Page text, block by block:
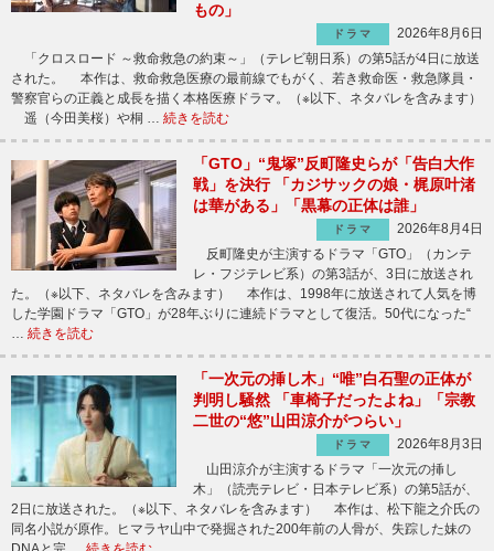
もの」
ドラマ
2026年8月6日
「クロスロード ～救命救急の約束～」（テレビ朝日系）の第5話が4日に放送
された。 本作は、救命救急医療の最前線でもがく、若き救命医・救急隊員・
警察官らの正義と成長を描く本格医療ドラマ。（※以下、ネタバレを含みます）
遥（今田美桜）や桐 … 続きを読む
「GTO」“鬼塚”反町隆史らが「告白大作
戦」を決行 「カジサックの娘・梶原叶渚
は華がある」「黒幕の正体は誰」
ドラマ
2026年8月4日
反町隆史が主演するドラマ「GTO」（カンテ
レ・フジテレビ系）の第3話が、3日に放送され
た。（※以下、ネタバレを含みます） 本作は、1998年に放送されて人気を博
した学園ドラマ「GTO」が28年ぶりに連続ドラマとして復活。50代になった“
… 続きを読む
「一次元の挿し木」“唯”白石聖の正体が
判明し騒然 「車椅子だったよね」「宗教
二世の“悠”山田涼介がつらい」
ドラマ
2026年8月3日
山田涼介が主演するドラマ「一次元の挿し
木」（読売テレビ・日本テレビ系）の第5話が、
2日に放送された。（※以下、ネタバレを含みます） 本作は、松下龍之介氏の
同名小説が原作。ヒマラヤ山中で発掘された200年前の人骨が、失踪した妹の